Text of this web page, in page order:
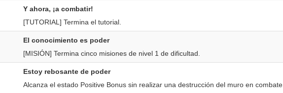
Y ahora, ¡a combatir!
[TUTORIAL] Termina el tutorial.
El conocimiento es poder
[MISIÓN] Termina cinco misiones de nivel 1 de dificultad.
Estoy rebosante de poder
Alcanza el estado Positive Bonus sin realizar una destrucción del muro en combate.